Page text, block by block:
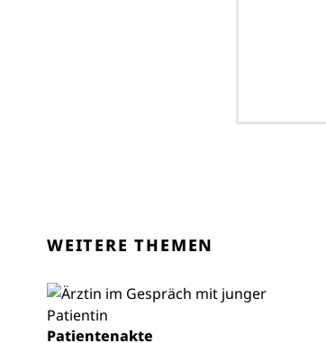
WEITERE THEMEN
Patientenakte